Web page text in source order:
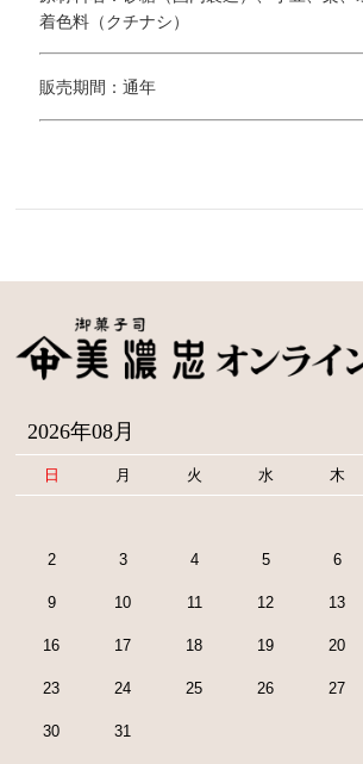
着色料（クチナシ）
販売期間：通年
2026年08月
日 月 火 水 木
2 3 4 5 6
9 10 11 12 13
16 17 18 19 20
23 24 25 26 27
30 31